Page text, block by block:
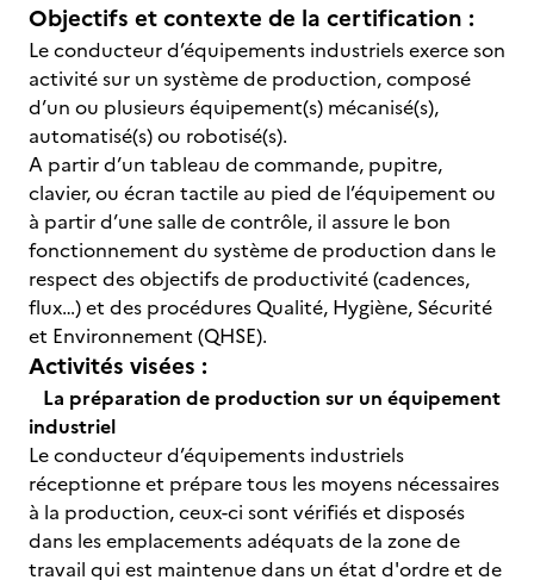
Objectifs et contexte de la certification :
Le conducteur d’équipements industriels exerce son
activité sur un système de production, composé
d’un ou plusieurs équipement(s) mécanisé(s),
automatisé(s) ou robotisé(s).
A partir d’un tableau de commande, pupitre,
clavier, ou écran tactile au pied de l’équipement ou
à partir d’une salle de contrôle, il assure le bon
fonctionnement du système de production dans le
respect des objectifs de productivité (cadences,
flux…) et des procédures Qualité, Hygiène, Sécurité
et Environnement (QHSE).
Activités visées :
La préparation de production sur un équipement
industriel
Le conducteur d’équipements industriels
réceptionne et prépare tous les moyens nécessaires
à la production, ceux-ci sont vérifiés et disposés
dans les emplacements adéquats de la zone de
travail qui est maintenue dans un état d'ordre et de